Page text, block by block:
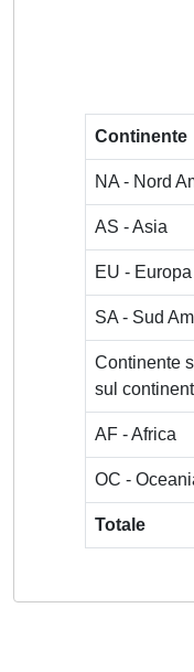
Continente
NA - Nord
AS - Asia
EU - Europa
SA - Sud
Continente
sul
AF - Africa
OC -
Totale